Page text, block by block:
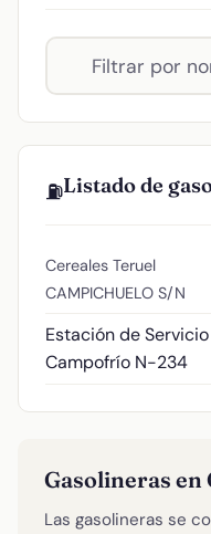
⛽Listado de
Cereales Teruel
CAMPICHUELO S/N
Estación de Servicio
Campofrío N-234
Gasolineras en
Las gasolineras se